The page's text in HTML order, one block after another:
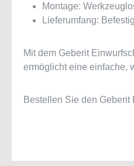
Montage:
Lieferumfang:
Mit dem Geberit
ermöglicht eine einfache,
Bestellen Sie den